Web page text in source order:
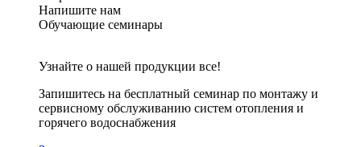
Напишите нам
Обучающие семинары
Узнайте о нашей продукции все!
Запишитесь на бесплатный семинар по монтажу и
сервисному обслуживанию систем отопления и
горячего водоснабжения